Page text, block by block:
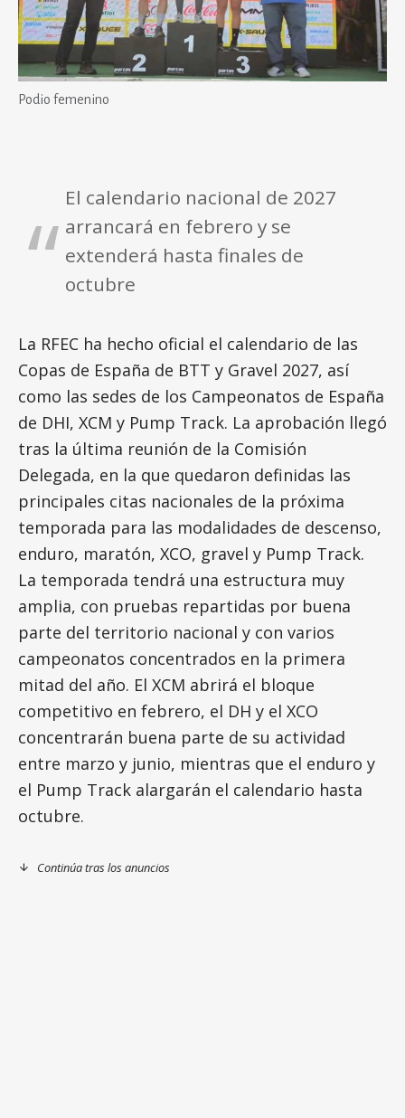
Podio femenino
El calendario nacional de 2027
arrancará en febrero y se
extenderá hasta finales de
octubre
La RFEC ha hecho oficial el calendario de las
Copas de España de BTT y Gravel 2027, así
como las sedes de los Campeonatos de España
de DHI, XCM y Pump Track. La aprobación llegó
tras la última reunión de la Comisión
Delegada, en la que quedaron definidas las
principales citas nacionales de la próxima
temporada para las modalidades de descenso,
enduro, maratón, XCO, gravel y Pump Track.
La temporada tendrá una estructura muy
amplia, con pruebas repartidas por buena
parte del territorio nacional y con varios
campeonatos concentrados en la primera
mitad del año. El XCM abrirá el bloque
competitivo en febrero, el DH y el XCO
concentrarán buena parte de su actividad
entre marzo y junio, mientras que el enduro y
el Pump Track alargarán el calendario hasta
octubre.
Continúa tras los anuncios